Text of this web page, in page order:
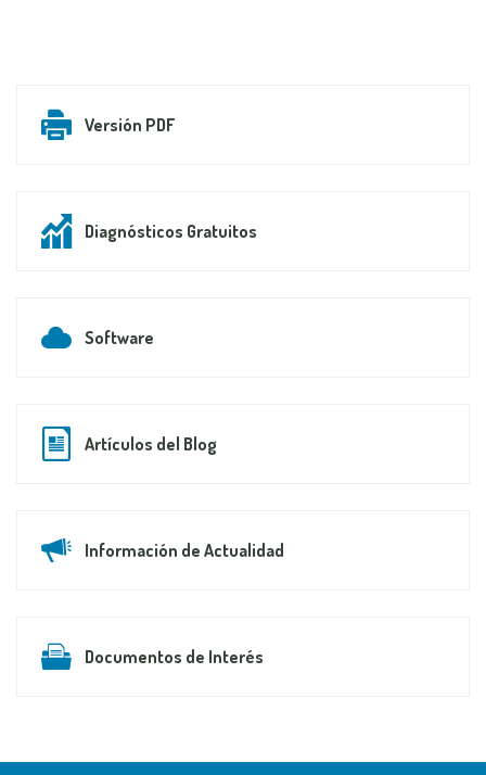
Versión PDF
Diagnósticos Gratuitos
Software
Artículos del Blog
Información de Actualidad
Documentos de Interés